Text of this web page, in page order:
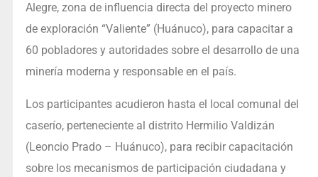
Alegre, zona de influencia directa del proyecto minero
de exploración “Valiente” (Huánuco), para capacitar a
60 pobladores y autoridades sobre el desarrollo de una
minería moderna y responsable en el país.
Los participantes acudieron hasta el local comunal del
caserío, perteneciente al distrito Hermilio Valdizán
(Leoncio Prado – Huánuco), para recibir capacitación
sobre los mecanismos de participación ciudadana y